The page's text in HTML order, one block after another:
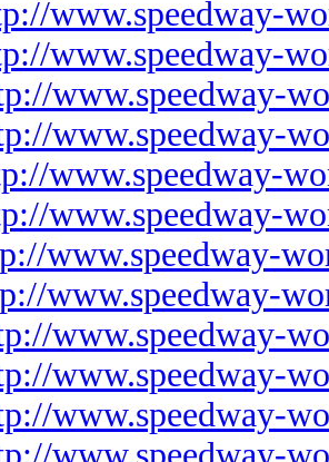
www.speedway-
www.speedway-
www.speedway-
www.speedway-
www.speedway-
www.speedway-
www.speedway-
www.speedway-
www.speedway-
www.speedway-
www.speedway-